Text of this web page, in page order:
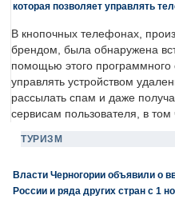
которая позволяет управлять
В кнопочных телефонах,
брендом, была обнаружена
помощью этого
управлять устройством
рассылать спам и даже
сервисам пользователя, в том
ТУРИЗМ
Власти Черногории объявили о
России и ряда других стран с 1